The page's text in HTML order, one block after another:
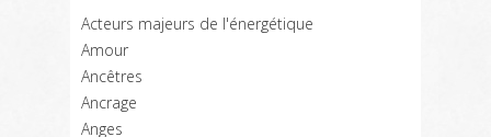
Acteurs majeurs de l'énergétique
Amour
Ancêtres
Ancrage
Anges